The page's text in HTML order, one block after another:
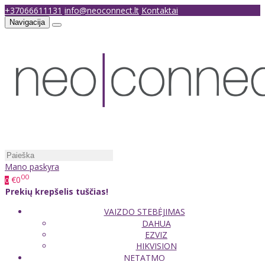
+37066611131 info@neoconnect.lt Kontaktai
Navigacija
Mano paskyra
0 €000
Prekių krepšelis tuščias!
VAIZDO STEBĖJIMAS
DAHUA
EZVIZ
HIKVISION
NETATMO